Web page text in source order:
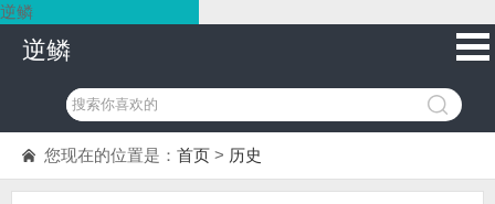
逆鳞
逆鳞
您现在的位置是： 首页 > 历史